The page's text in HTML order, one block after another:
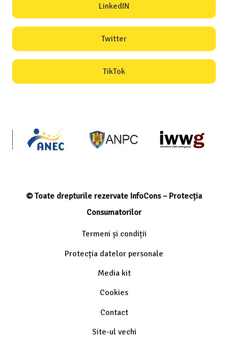
LinkedIN
Twitter
TikTok
© Toate drepturile rezervate InfoCons – Protecția
Consumatorilor
Termeni și condiții
Protecția datelor personale
Media kit
Cookies
Contact
Site-ul vechi